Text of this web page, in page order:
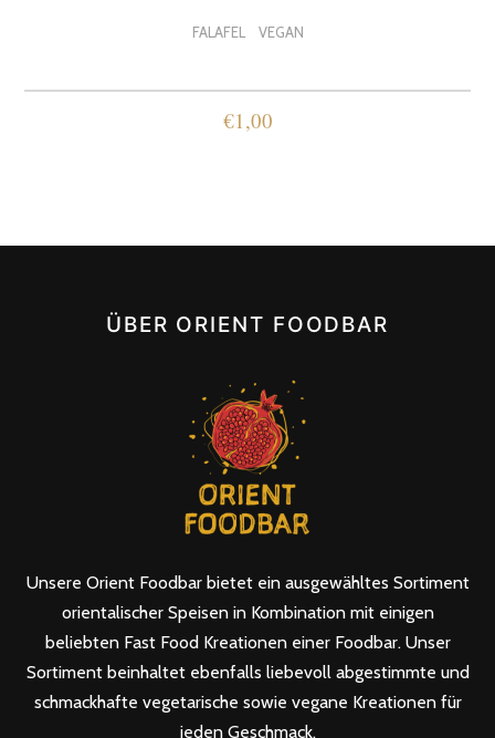
FALAFEL VEGAN
€1,00
CHILI HUMMUS MIT PITA BROT [A, N]
VEGAN
ÜBER ORIENT FOODBAR
Unsere Orient Foodbar bietet ein ausgewähltes Sortiment
orientalischer Speisen in Kombination mit einigen
beliebten Fast Food Kreationen einer Foodbar. Unser
Sortiment beinhaltet ebenfalls liebevoll abgestimmte und
schmackhafte vegetarische sowie vegane Kreationen für
jeden Geschmack.